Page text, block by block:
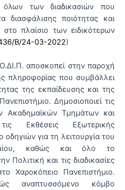
όλων των διαδικασιών που
διασφάλισης ποιότητας και
πλαίσιο των ειδικότερων
Β/24-03-2022)
αποσκοπεί στην παροχή
πληροφορίας που συμβάλλει
της εκπαίδευσης και της
Δημοσιοποιεί τις
Ακαδημαϊκών Τμημάτων και
Εκθέσεις Εξωτερικής
οδηγιών για τη λειτουργία του
καθώς και όλο το
Πολιτική και τις διαδικασίες
Χαροκόπειο Πανεπιστήμιο.
αναπτυσσόμενο κόμβο